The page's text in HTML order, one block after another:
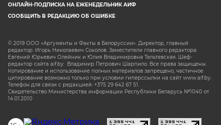
ОНЛАЙН-ПОДПИСКА НА ЕЖЕНЕДЕЛЬНИК АИФ
СООБЩИТЬ В РЕДАКЦИЮ ОБ ОШИБКЕ
© 2019 ООО «Аргументы и Факты в Белоруссии». Директор, главный
редактор: Игорь Николаевич Соколов. Заместители главного редактора:
Евгений Юрьевич Олейник и Юлия Владимировна Тельтевская. Шеф-
редактор сайта aif.by: Владимир Петрович Шарпило. Все права защищены.
Копирование и использование полных материалов запрещено, частичное
цитирование возможно только при условии гиперссылки на сайт www.aif.by.
Телефон для связи с редакцией: +375 29 642 67 51.
Свидетельство Министерства информации Республики Беларусь №1040 от
14.01.2010